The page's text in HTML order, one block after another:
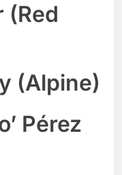
(Red
(Alpine)
Pérez